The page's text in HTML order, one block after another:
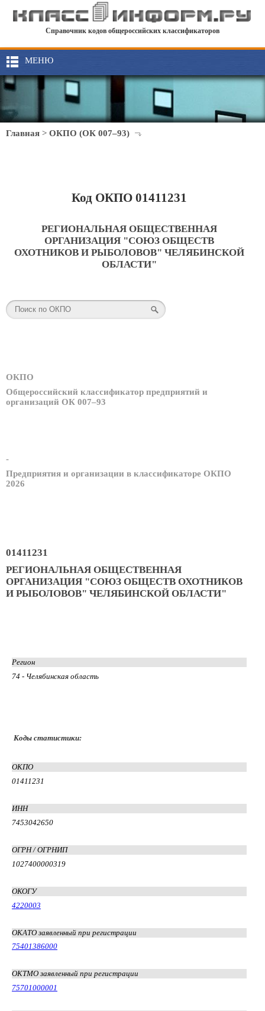
Справочник кодов общероссийских классификаторов
МЕНЮ
Главная > ОКПО (ОК 007–93)
Код ОКПО 01411231
РЕГИОНАЛЬНАЯ ОБЩЕСТВЕННАЯ
ОРГАНИЗАЦИЯ "СОЮЗ ОБЩЕСТВ
ОХОТНИКОВ И РЫБОЛОВОВ" ЧЕЛЯБИНСКОЙ
ОБЛАСТИ"
ОКПО
Общероссийский классификатор предприятий и
организаций ОК 007–93
-
Предприятия и организации в классификаторе ОКПО
2026
01411231
РЕГИОНАЛЬНАЯ ОБЩЕСТВЕННАЯ
ОРГАНИЗАЦИЯ "СОЮЗ ОБЩЕСТВ ОХОТНИКОВ
И РЫБОЛОВОВ" ЧЕЛЯБИНСКОЙ ОБЛАСТИ"
Регион
74 - Челябинская область
Коды статистики:
ОКПО
01411231
ИНН
7453042650
ОГРН / ОГРНИП
1027400000319
ОКОГУ
4220003
ОКАТО заявленный при регистрации
75401386000
ОКТМО заявленный при регистрации
75701000001